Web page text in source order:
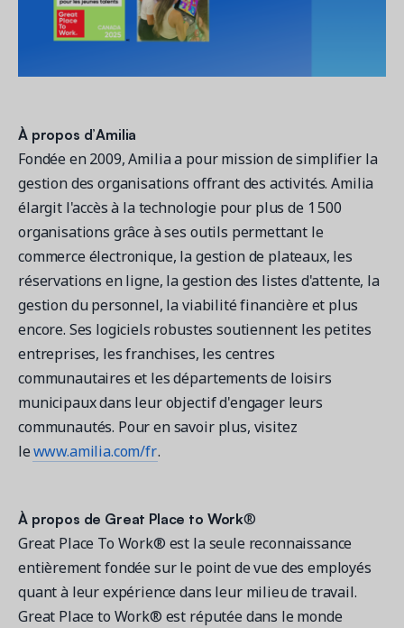
À propos d’Amilia
Fondée en 2009, Amilia a pour mission de simplifier la
gestion des organisations offrant des activités. Amilia
élargit l'accès à la technologie pour plus de 1 500
organisations grâce à ses outils permettant le
commerce électronique, la gestion de plateaux, les
réservations en ligne, la gestion des listes d'attente, la
gestion du personnel, la viabilité financière et plus
encore. Ses logiciels robustes soutiennent les petites
entreprises, les franchises, les centres
communautaires et les départements de loisirs
municipaux dans leur objectif d'engager leurs
communautés. Pour en savoir plus, visitez
lewww.amilia.com/fr.
À propos de Great Place to Work®
Great Place To Work® est la seule reconnaissance
entièrement fondée sur le point de vue des employés
quant à leur expérience dans leur milieu de travail.
Great Place to Work® est réputée dans le monde